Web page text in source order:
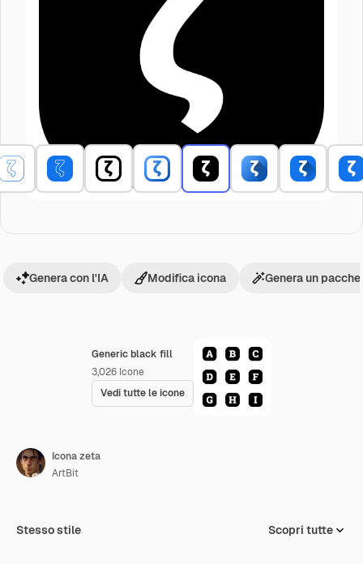
Generic black fill
3,026 Icone
Vedi tutte le icone
Genera con l'IA Modifica icona Genera un
Icona zeta
ArtBit
Stesso stile Scopri tutte